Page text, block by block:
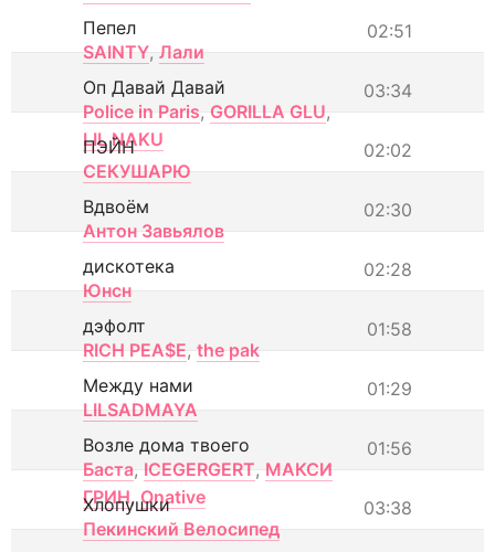
02:51
Пепел
SAINTY, Лали
03:34
Оп Давай Давай
Police in Paris, GORILLA GLU,
LIL NAKU
02:02
ПЭЙН
СЕКУШАРЮ
02:30
Вдвоём
Антон Завьялов
02:28
дискотека
Юнсн
01:58
дэфолт
RICH PEA$E, the pak
01:29
Между нами
LILSADMAYA
01:56
Возле дома твоего
Баста, ICEGERGERT, МАКСИ
ГРИН, Onative 03:38
Хлопушки
Пекинский Велосипед